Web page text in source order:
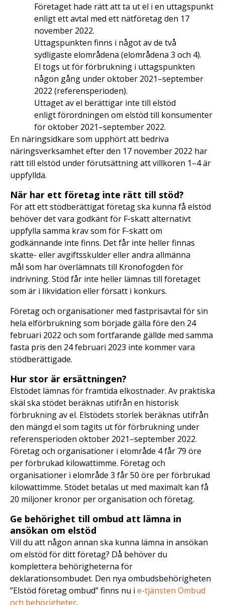
Företaget hade rätt att ta ut el i en uttagspunkt
enligt ett avtal med ett nätföretag den 17
november 2022.
Uttagspunkten finns i något av de två
sydligaste elområdena (elområdena 3 och 4).
El togs ut för förbrukning i uttagspunkten
någon gång under oktober 2021–september
2022 (referensperioden).
Uttaget av el berättigar inte till elstöd
enligt förordningen om elstöd till konsumenter
för oktober 2021–september 2022.
En näringsidkare som upphört att bedriva
näringsverksamhet efter den 17 november 2022 har
rätt till elstöd under förutsättning att villkoren 1–4 är
uppfyllda.
När har ett företag inte rätt till stöd?
För att ett stödberättigat företag ska kunna få elstöd
behöver det vara godkänt för F-skatt alternativt
uppfylla samma krav som för F-skatt om
godkännande inte finns. Det får inte heller finnas
skatte- eller avgiftsskulder eller andra allmänna
mål som har överlämnats till Kronofogden för
indrivning. Stöd får inte heller lämnas till företaget
som är i likvidation eller försatt i konkurs.
Företag och organisationer med fastprisavtal för sin
hela elförbrukning som började gälla före den 24
februari 2022 och som fortfarande gällde med samma
fasta pris den 24 februari 2023 inte kommer vara
stödberättigade.
Hur stor är ersättningen?
Elstödet lämnas för framtida elkostnader. Av praktiska
skäl ska stödet beräknas utifrån en historisk
förbrukning av el. Elstödets storlek beräknas utifrån
den mängd el som tagits ut för förbrukning under
referensperioden oktober 2021–september 2022.
Företag och organisationer i elområde 4 får 79 öre
per förbrukad kilowattimme. Företag och
organisationer i elområde 3 får 50 öre per förbrukad
kilowattimme. Stödet betalas ut med maximalt kan få
20 miljoner kronor per organisation och företag.
Ge behörighet till ombud att lämna in
ansökan om elstöd
Vill du att någon annan ska kunna lämna in ansökan
om elstöd för ditt företag? Då behöver du
komplettera behörigheterna för
deklarationsombudet. Den nya ombudsbehörigheten
”Elstöd företag ombud” finns nu i e-tjänsten Ombud
och behörigheter.